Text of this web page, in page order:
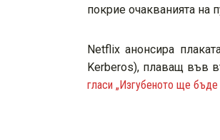
покрие очакванията на
Netflix анонсира
Kerberos), плаващ във
гласи „Изгубеното ще бъде